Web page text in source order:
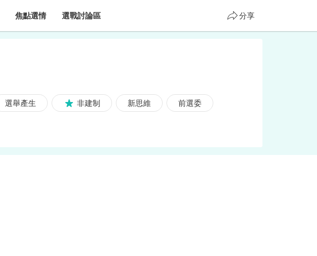
焦點選情 選戰討論區 分享
選舉產生 非建制 新思維 前選委